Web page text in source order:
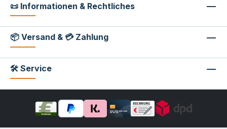
📜 Informationen & Rechtliches
📦 Versand & 💳 Zahlung
🛠 Service